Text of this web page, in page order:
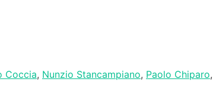
Coccia, Nunzio Stancampiano, Paolo Chiparo,